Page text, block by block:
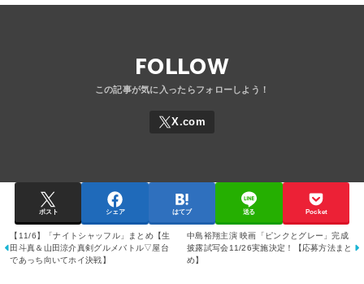
FOLLOW
ポスト シェア はてブ 送る Pocket
【11/6】「ナイトシャッフル」まとめ【生
田斗真＆山田涼介真剣グルメバトル▽屋台
であっち向いてホイ決戦】
中島裕翔主演 映画「ピンクとグレー」完成
披露試写会11/26実施決定！【応募方法まと
め】